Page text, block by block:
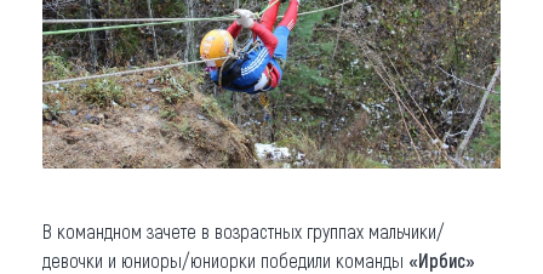
В командном зачете в возрастных группах мальчики/
девочки и юниоры/юниорки победили команды «Ирбис»